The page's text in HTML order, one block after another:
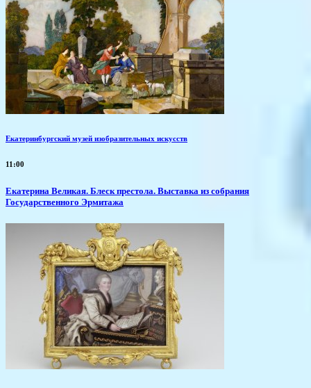
Екатеринбургский музей изобразительных искусств
11:00
Екатерина Великая. Блеск престола. Выставка из собрания
Государственного Эрмитажа